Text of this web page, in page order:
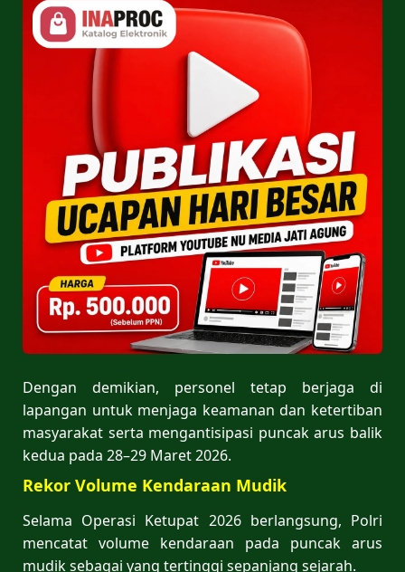
Dengan demikian, personel tetap berjaga di
lapangan untuk menjaga keamanan dan ketertiban
masyarakat serta mengantisipasi puncak arus balik
kedua pada 28–29 Maret 2026.
Rekor Volume Kendaraan Mudik
Selama Operasi Ketupat 2026 berlangsung, Polri
mencatat volume kendaraan pada puncak arus
mudik sebagai yang tertinggi sepanjang sejarah.